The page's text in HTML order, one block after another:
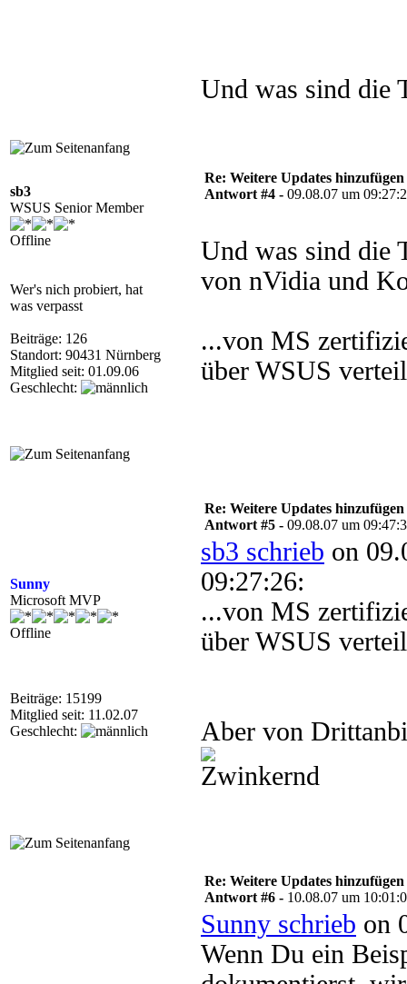
Und was sind die
sb3
WSUS Senior Member
Offline
Wer's nich probiert, hat
was verpasst
Beiträge: 126
Standort: 90431 Nürnberg
Mitglied seit: 01.09.06
Geschlecht:
Re: Weitere Updates hinzufügen
Antwort #4 - 09.08.07 um
Und was sind die
von nVidia und
...von MS
über WSUS
Sunny
Microsoft MVP
Offline
Beiträge: 15199
Mitglied seit: 11.02.07
Geschlecht:
Re: Weitere Updates hinzufügen
Antwort #5 - 09.08.07 um
sb3 schrieb on
09:27:26:
...von MS
über WSUS
Aber von
Re: Weitere Updates hinzufügen
Antwort #6 - 10.08.07 um
Sunny schrieb on
Wenn Du ein